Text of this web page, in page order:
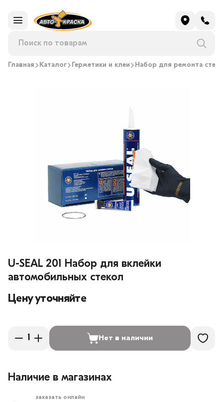
Главная Каталог Герметики и клеи Набор для ремонта
U-SEAL 201 Набор для вклейки
автомобильных стекол
Цену уточняйте
Нет в наличии
Наличие в магазинах
заказать онлайн